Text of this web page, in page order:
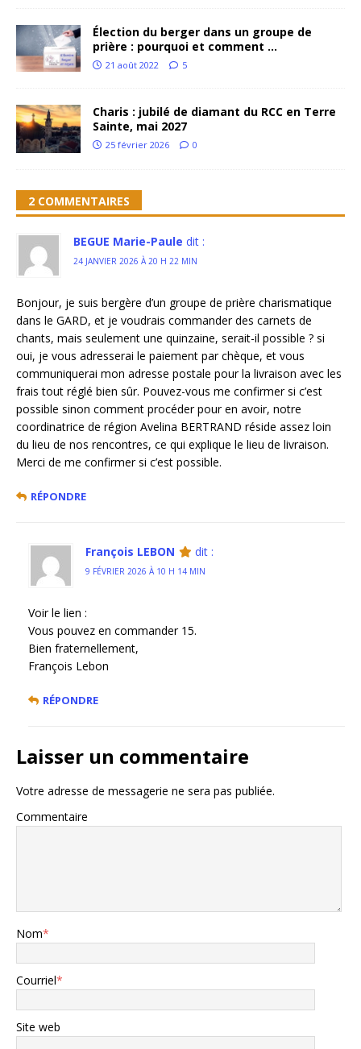
Élection du berger dans un groupe de
prière : pourquoi et comment …
21 août 2022 5
Charis : jubilé de diamant du RCC en Terre
Sainte, mai 2027
25 février 2026 0
2 COMMENTAIRES
BEGUE Marie-Paule dit :
24 JANVIER 2026 À 20 H 22 MIN
Bonjour, je suis bergère d’un groupe de prière charismatique
dans le GARD, et je voudrais commander des carnets de
chants, mais seulement une quinzaine, serait-il possible ? si
oui, je vous adresserai le paiement par chèque, et vous
communiquerai mon adresse postale pour la livraison avec les
frais tout réglé bien sûr. Pouvez-vous me confirmer si c’est
possible sinon comment procéder pour en avoir, notre
coordinatrice de région Avelina BERTRAND réside assez loin
du lieu de nos rencontres, ce qui explique le lieu de livraison.
Merci de me confirmer si c’est possible.
RÉPONDRE
François LEBON dit :
9 FÉVRIER 2026 À 10 H 14 MIN
Voir le lien :
Vous pouvez en commander 15.
Bien fraternellement,
François Lebon
RÉPONDRE
Laisser un commentaire
Votre adresse de messagerie ne sera pas publiée.
Commentaire
Nom*
Courriel*
Site web